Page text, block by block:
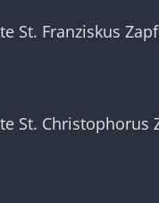
St. Franziskus
St. Christophorus